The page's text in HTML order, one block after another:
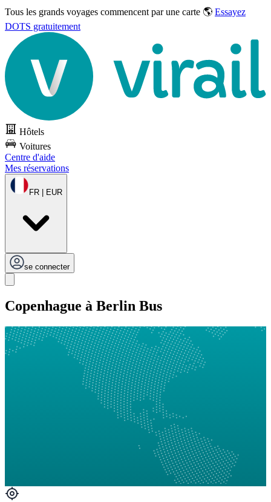
Tous les grands voyages commencent par une carte 🌎 Essayez
DOTS gratuitement
Hôtels
Voitures
Centre d'aide
Mes réservations
FR | EUR
se connecter
Copenhague à Berlin Bus